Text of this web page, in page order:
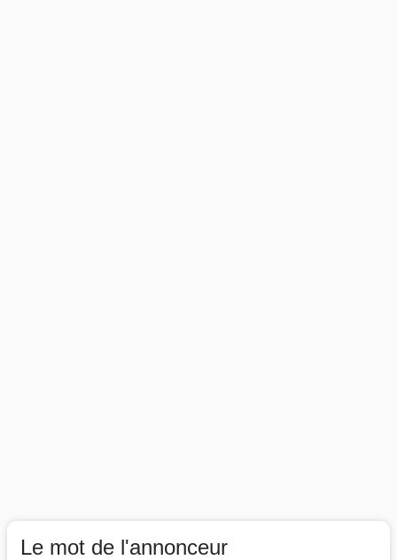
Le mot de l'annonceur